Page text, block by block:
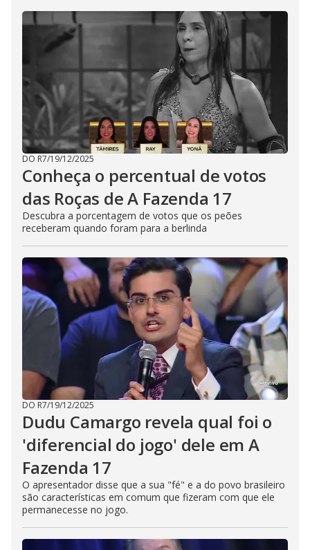
DO R7/19/12/2025
Conheça o percentual de votos
das Roças de A Fazenda 17
Descubra a porcentagem de votos que os peões
receberam quando foram para a berlinda
DO R7/19/12/2025
Dudu Camargo revela qual foi o
'diferencial do jogo' dele em A
Fazenda 17
O apresentador disse que a sua "fé" e a do povo brasileiro
são características em comum que fizeram com que ele
permanecesse no jogo.